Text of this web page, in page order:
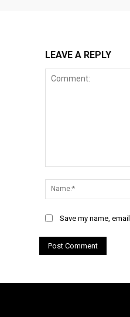
LEAVE A REPLY
Save my name,